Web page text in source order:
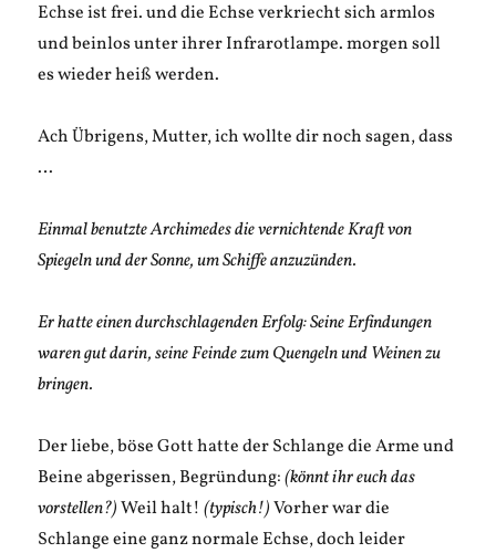
Echse ist frei. und die Echse verkriecht sich armlos
und beinlos unter ihrer Infrarotlampe. morgen soll
es wieder heiß werden.
Ach Übrigens, Mutter, ich wollte dir noch sagen, dass
…
Einmal benutzte Archimedes die vernichtende Kraft von
Spiegeln und der Sonne, um Schiffe anzuzünden.
Er hatte einen durchschlagenden Erfolg: Seine Erfindungen
waren gut darin, seine Feinde zum Quengeln und Weinen zu
bringen.
Der liebe, böse Gott hatte der Schlange die Arme und
Beine abgerissen, Begründung:(könnt ihr euch das
vorstellen?)Weil halt!(typisch!)Vorher war die
Schlange eine ganz normale Echse, doch leider